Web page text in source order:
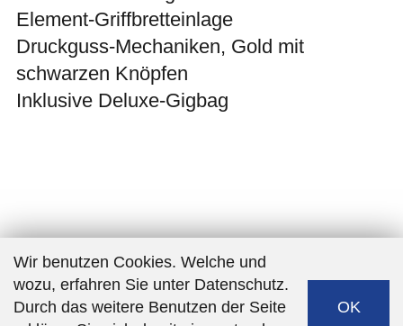
Element-Griffbretteinlage
Druckguss-Mechaniken, Gold mit
schwarzen Knöpfen
Inklusive Deluxe-Gigbag
Wir benutzen Cookies. Welche und
wozu, erfahren Sie unter Datenschutz.
Durch das weitere Benutzen der Seite
OK